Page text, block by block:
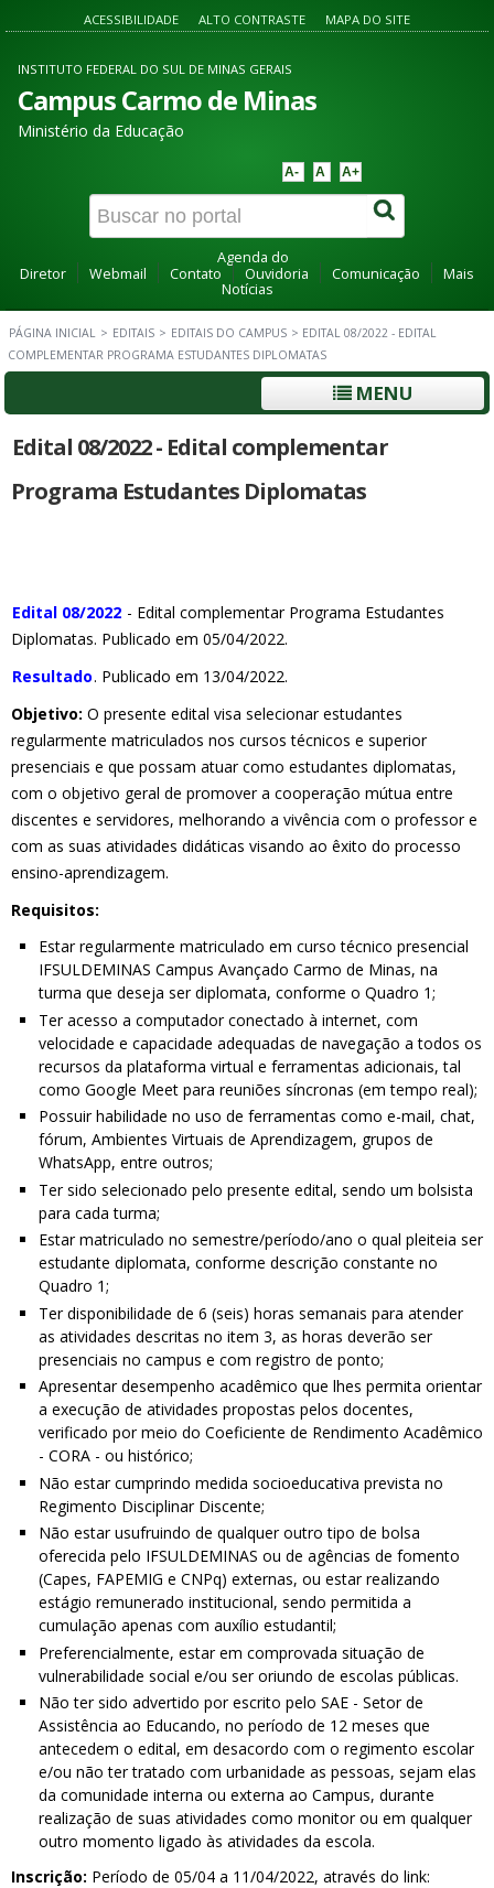
ACESSIBILIDADE ALTO CONTRASTE MAPA DO SITE
INSTITUTO FEDERAL DO SUL DE MINAS GERAIS
Campus Carmo de Minas
Ministério da Educação
A- A A+
Agenda do
Diretor
Webmail Contato Ouvidoria Comunicação
Mais
Notícias
PÁGINA INICIAL > EDITAIS > EDITAIS DO CAMPUS > EDITAL 08/2022 - EDITAL
COMPLEMENTAR PROGRAMA ESTUDANTES DIPLOMATAS
MENU
Edital 08/2022 - Edital complementar
Programa Estudantes Diplomatas
Edital 08/2022 - Edital complementar Programa Estudantes
Diplomatas. Publicado em 05/04/2022.
Resultado. Publicado em 13/04/2022.
Objetivo: O presente edital visa selecionar estudantes
regularmente matriculados nos cursos técnicos e superior
presenciais e que possam atuar como estudantes diplomatas,
com o objetivo geral de promover a cooperação mútua entre
discentes e servidores, melhorando a vivência com o professor e
com as suas atividades didáticas visando ao êxito do processo
ensino-aprendizagem.
Requisitos:
Estar regularmente matriculado em curso técnico presencial
IFSULDEMINAS Campus Avançado Carmo de Minas, na
turma que deseja ser diplomata, conforme o Quadro 1;
Ter acesso a computador conectado à internet, com
velocidade e capacidade adequadas de navegação a todos os
recursos da plataforma virtual e ferramentas adicionais, tal
como Google Meet para reuniões síncronas (em tempo real);
Possuir habilidade no uso de ferramentas como e-mail, chat,
fórum, Ambientes Virtuais de Aprendizagem, grupos de
WhatsApp, entre outros;
Ter sido selecionado pelo presente edital, sendo um bolsista
para cada turma;
Estar matriculado no semestre/período/ano o qual pleiteia ser
estudante diplomata, conforme descrição constante no
Quadro 1;
Ter disponibilidade de 6 (seis) horas semanais para atender
as atividades descritas no item 3, as horas deverão ser
presenciais no campus e com registro de ponto;
Apresentar desempenho acadêmico que lhes permita orientar
a execução de atividades propostas pelos docentes,
verificado por meio do Coeficiente de Rendimento Acadêmico
- CORA - ou histórico;
Não estar cumprindo medida socioeducativa prevista no
Regimento Disciplinar Discente;
Não estar usufruindo de qualquer outro tipo de bolsa
oferecida pelo IFSULDEMINAS ou de agências de fomento
(Capes, FAPEMIG e CNPq) externas, ou estar realizando
estágio remunerado institucional, sendo permitida a
cumulação apenas com auxílio estudantil;
Preferencialmente, estar em comprovada situação de
vulnerabilidade social e/ou ser oriundo de escolas públicas.
Não ter sido advertido por escrito pelo SAE - Setor de
Assistência ao Educando, no período de 12 meses que
antecedem o edital, em desacordo com o regimento escolar
e/ou não ter tratado com urbanidade as pessoas, sejam elas
da comunidade interna ou externa ao Campus, durante
realização de suas atividades como monitor ou em qualquer
outro momento ligado às atividades da escola.
Inscrição: Período de 05/04 a 11/04/2022, através do link: